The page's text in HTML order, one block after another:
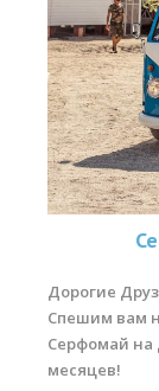
Дорогие
Спешим вам
Серфомай на
месяцев!